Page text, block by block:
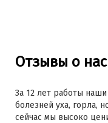
Отзывы о нас
За 12 лет работы
болезней уха, горла,
сейчас мы высоко